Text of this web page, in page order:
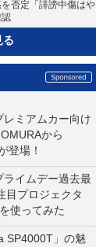
否定「誹謗中傷はや
る
レミアムカー向け
から
登場！
ライムデー過去最
目プロジェクタ
使ってみた
SP4000T」の魅